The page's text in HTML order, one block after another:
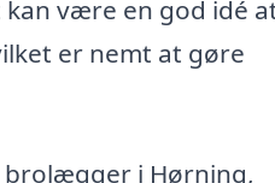
være en god idé
er nemt at gøre
i Hørning,